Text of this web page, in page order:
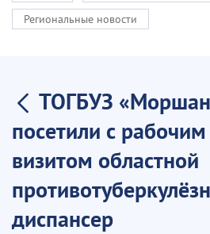
Региональные новости
ТОГБУЗ
посетили с рабочим
визитом областной
диспансер